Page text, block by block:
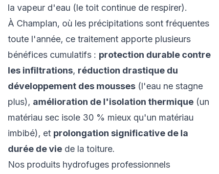
la vapeur d'eau (le toit continue de respirer).
À Champlan, où les précipitations sont fréquentes
toute l'année, ce traitement apporte plusieurs
bénéfices cumulatifs : protection durable contre
les infiltrations, réduction drastique du
développement des mousses (l'eau ne stagne
plus), amélioration de l'isolation thermique (un
matériau sec isole 30 % mieux qu'un matériau
imbibé), et prolongation significative de la
durée de vie de la toiture.
Nos produits hydrofuges professionnels